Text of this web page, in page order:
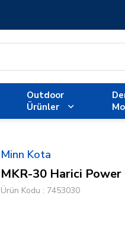
Outdoor
Ürünler
Minn Kota
MKR-30 Harici
Ürün Kodu 7453030